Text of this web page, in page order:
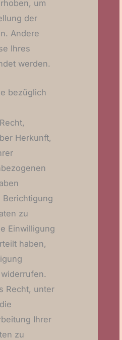
um
der
Andere
Ihres
werden.
bezüglich
Herkunft,
Berichtigung
zu
Einwilligung
haben,
Recht, unter
Ihrer
zu